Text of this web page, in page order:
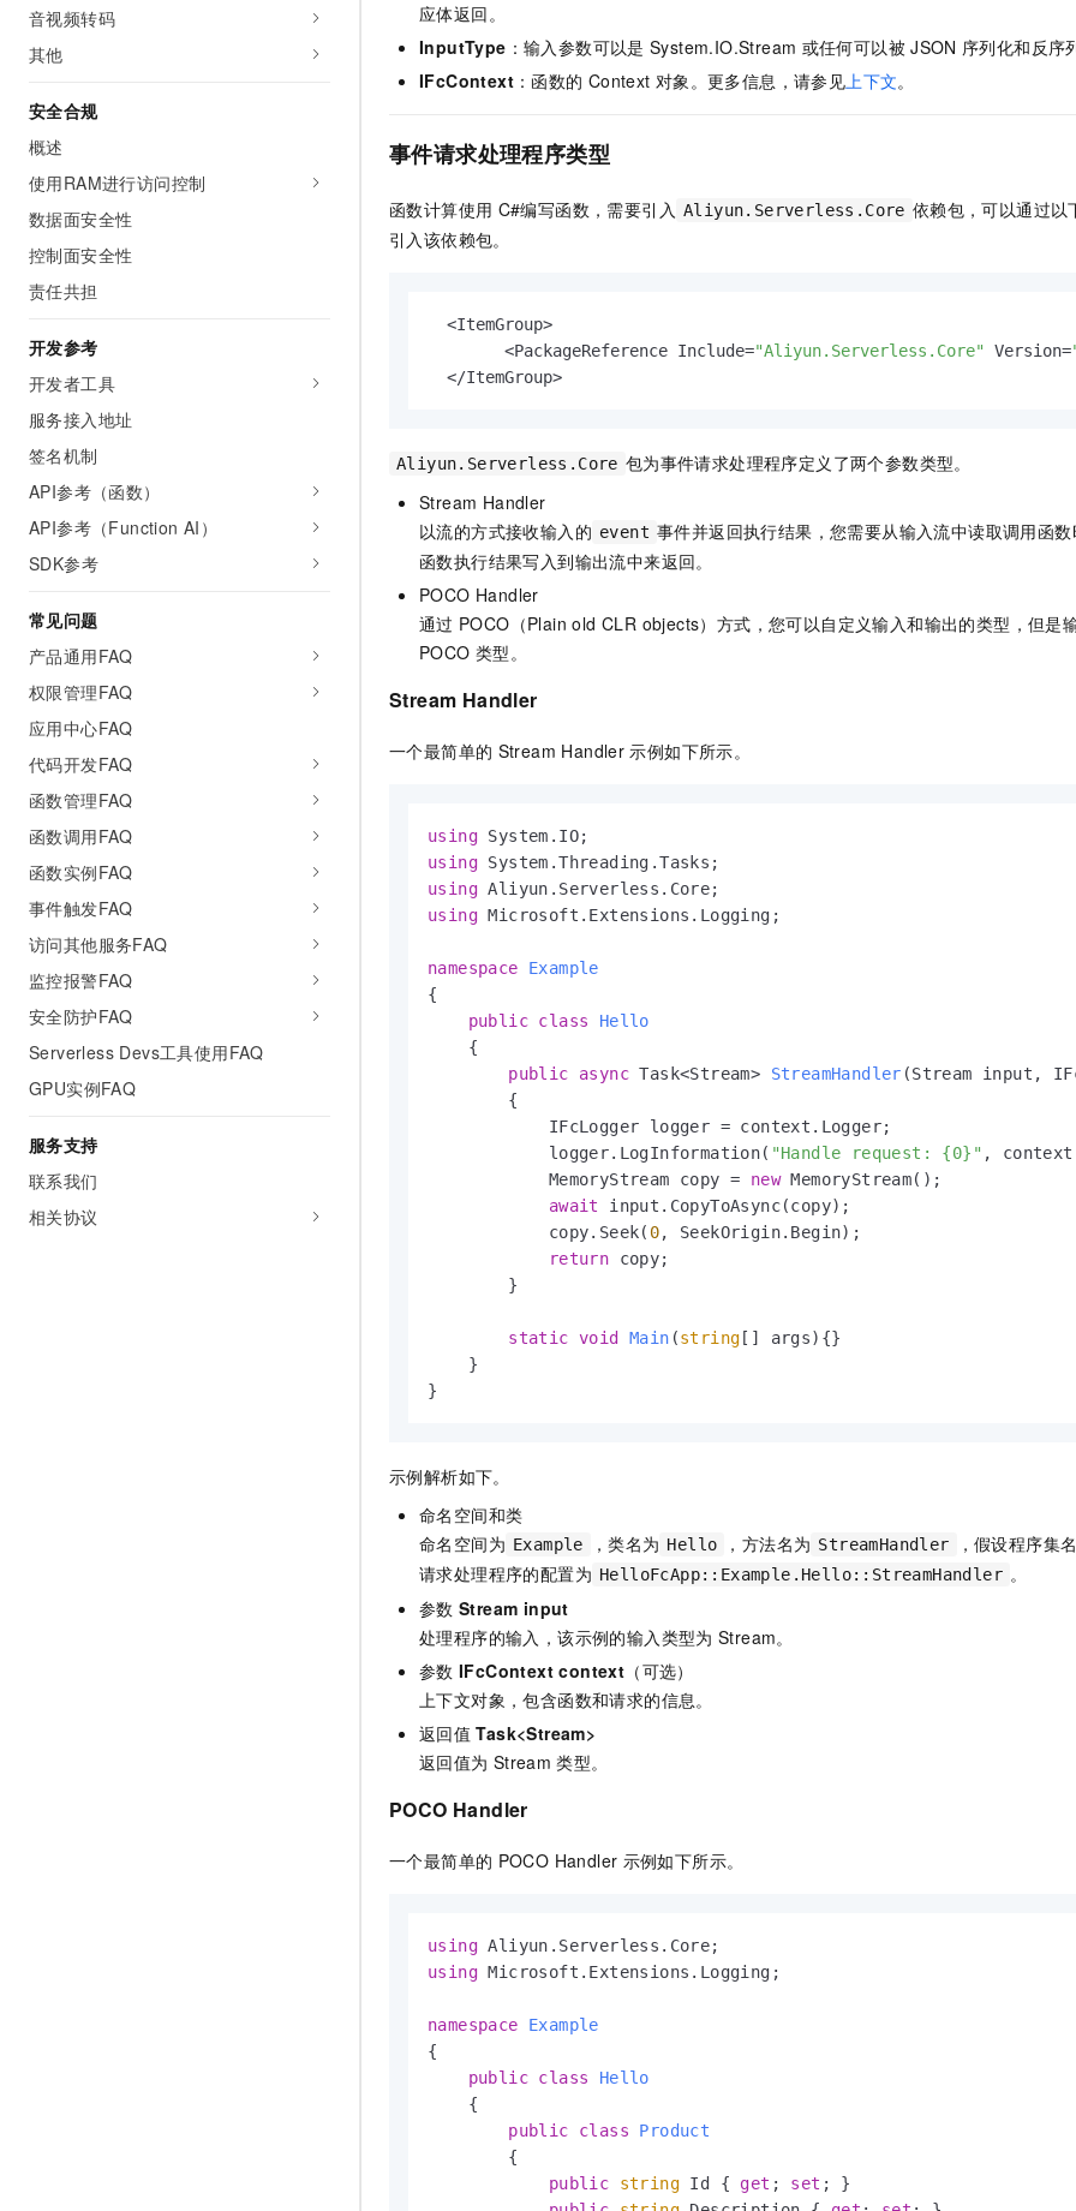
音视频转码
其他
安全合规
概述
使用RAM进行访问控制
数据面安全性
控制面安全性
责任共担
开发参考
开发者工具
服务接入地址
签名机制
API参考（函数）
API参考（Function AI）
SDK参考
常见问题
产品通用FAQ
权限管理FAQ
应用中心FAQ
代码开发FAQ
函数管理FAQ
函数调用FAQ
函数实例FAQ
事件触发FAQ
访问其他服务FAQ
监控报警FAQ
安全防护FAQ
Serverless Devs工具使用FAQ
GPU实例FAQ
服务支持
联系我们
相关协议
应体返回。
InputType ：输入参数可以是 System.IO.Stream 或任何可以被 JSON 序列化和反序
IFcContext ：函数的 Context 对象。更多信息，请参见上下文。
事件请求处理程序类型
函数计算使用 C#编写函数，需要引入 Aliyun.Serverless.Core 依赖包，可以通过以
引入该依赖包。
  <ItemGroup>
        <PackageReference Include=
"Aliyun.Serverless.Core" Version=
  </ItemGroup>
Aliyun.Serverless.Core 包为事件请求处理程序定义了两个参数类型。
Stream Handler
以流的方式接收输入的 event 事件并返回执行结果，您需要从输入流中读取调用函
函数执行结果写入到输出流中来返回。
POCO Handler
通过 POCO（Plain old CLR objects）方式，您可以自定义输入和输出的类型，但是
POCO 类型。
Stream Handler
一个最简单的 Stream Handler 示例如下所示。
using
using
using
using Microsoft.Extensions.Logging;
namespace
Example
{
public class
Hello
    {
public
async Task<Stream> StreamHandler (Stream input,
        {
            IFcLogger logger = context.Logger;
            logger.LogInformation(
"Handle request: {0}" ,
            MemoryStream copy =
new MemoryStream();
await
input.CopyToAsync(copy);
            copy.Seek(
0, SeekOrigin.Begin);
return copy;
        }
static void Main (string [] args) {}
    }
}
示例解析如下。
命名空间和类
命名空间为 Example ，类名为 Hello ，方法名为 StreamHandler ，假设程序集
请求处理程序的配置为 HelloFcApp::Example.Hello::StreamHandler 。
参数 Stream input
处理程序的输入，该示例的输入类型为 Stream。
参数 IFcContext context （可选）
上下文对象，包含函数和请求的信息。
返回值 Task<Stream>
返回值为 Stream 类型。
POCO Handler
一个最简单的 POCO Handler 示例如下所示。
using
using Microsoft.Extensions.Logging;
namespace
Example
{
public class
Hello
    {
public
class
Product
        {
public
string Id { get ; set ; }